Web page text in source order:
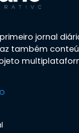
jornal
também